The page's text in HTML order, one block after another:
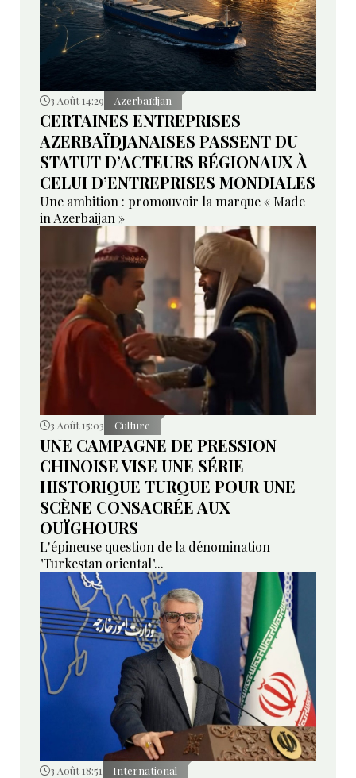
3 Août 14:29 Azerbaïdjan
CERTAINES ENTREPRISES
AZERBAÏDJANAISES PASSENT DU
STATUT D’ACTEURS RÉGIONAUX À
CELUI D’ENTREPRISES MONDIALES
Une ambition : promouvoir la marque « Made
in Azerbaijan »
3 Août 15:03 Culture
UNE CAMPAGNE DE PRESSION
CHINOISE VISE UNE SÉRIE
HISTORIQUE TURQUE POUR UNE
SCÈNE CONSACRÉE AUX
OUÏGHOURS
L'épineuse question de la dénomination
"Turkestan oriental"...
3 Août 18:51 International